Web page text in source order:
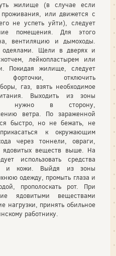
жилище (в случае если
или движется с
не успеть уйти), следует
помещения. Для этого
вентиляцию и дымоходы.
одеялами. Щели в дверях и
лейкопластырем или
Покидая жилище, следует
отключить
газ, взять необходимое
Выходить из зоны
нужно в сторону,
ветра. По зараженной
быстро, но не бежать, не
к окружающим
через тоннели, овраги,
веществ выше. На
использовать средства
и кожи. Выйдя из зоны
одежду, промыть глаза и
прополоскать рот. При
ядовитыми веществами
нагрузки, принять обильное
работнику.